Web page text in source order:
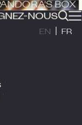
BOX
EN FR